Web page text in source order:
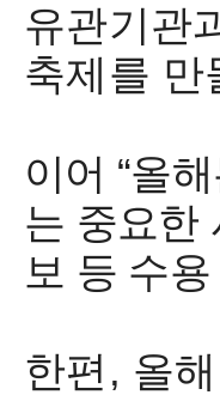
유관기관
축제를 만
이어 “올
는 중요한
보 등 수
한편 , 올